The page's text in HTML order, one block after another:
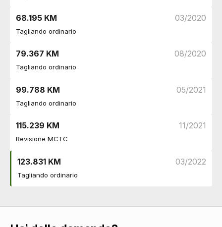
Sicurezza
Airbag laterali
Controllo della stabilità
DI SERIE
Fissaggi isofix
Freno a mano elettrico
DI SERIE
Vetri
68.195 KM 03/2020
Tagliando ordinario
79.367 KM 08/2020
Tagliando ordinario
99.788 KM 05/2021
Tagliando ordinario
115.239 KM 11/2021
Revisione MCTC
123.831 KM 03/2022
Tagliando ordinario